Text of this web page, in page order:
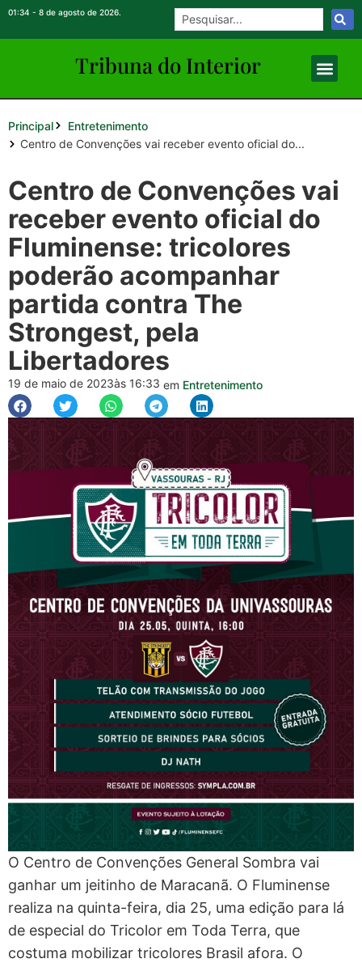
01:34 - 8 de agosto de 2026.
Tribuna do Interior
Principal
Entretenimento
Centro de Convenções vai receber evento oficial do...
Centro de Convenções vai
receber evento oficial do
Fluminense: tricolores
poderão acompanhar
partida contra The
Strongest, pela
Libertadores
19 de maio de 2023às 16:33 em Entretenimento
O Centro de Convenções General Sombra vai
ganhar um jeitinho de Maracanã. O Fluminense
realiza na quinta-feira, dia 25, uma edição para lá
de especial do Tricolor em Toda Terra, que
costuma mobilizar tricolores Brasil afora. O